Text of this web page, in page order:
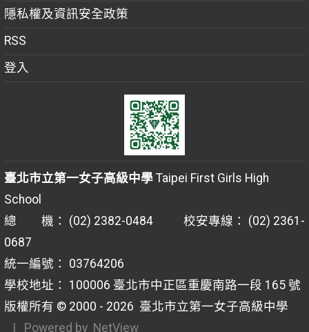
隱私權及資訊安全政策
RSS
登入
臺北市立第一女子高級中學Taipei First Girls High
School
總 機： (02) 2382-0484 校安專線： (02) 2361-
0687
統一編號： 03764206
學校地址： 100006 臺北市中正區重慶南路一段 165 號
版權所有 © 2000 - 2026 臺北市立第一女子高級中學
| Powered by NetView